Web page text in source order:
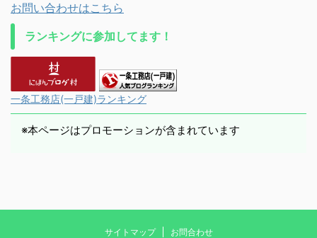
お問い合わせはこちら
ランキングに参加してます！
一条工務店(一戸建)ランキング
※本ページはプロモーションが含まれています
サイトマップ お問合わせ